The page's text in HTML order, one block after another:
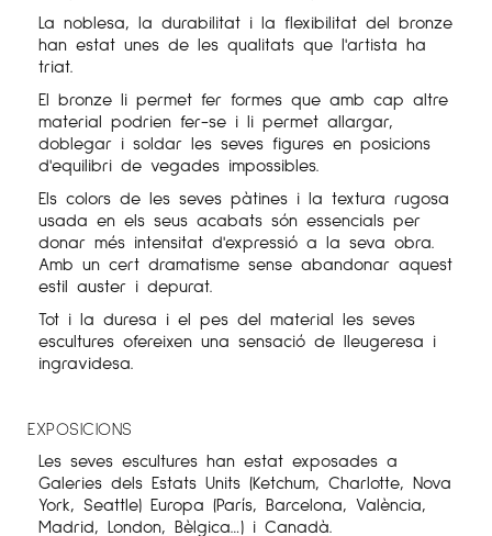
La noblesa, la durabilitat i la flexibilitat del bronze
han estat unes de les qualitats que l'artista ha
triat.
El bronze li permet fer formes que amb cap altre
material podrien fer-se i li permet allargar,
doblegar i soldar les seves figures en posicions
d'equilibri de vegades impossibles.
Els colors de les seves pàtines i la textura rugosa
usada en els seus acabats són essencials per
donar més intensitat d'expressió a la seva obra.
Amb un cert dramatisme sense abandonar aquest
estil auster i depurat.
Tot i la duresa i el pes del material les seves
escultures ofereixen una sensació de lleugeresa i
ingravidesa.
EXPOSICIONS
Les seves escultures han estat exposades a
Galeries dels Estats Units (Ketchum, Charlotte, Nova
York, Seattle) Europa (París, Barcelona, ​​València,
Madrid, London, Bèlgica…) i Canadà.